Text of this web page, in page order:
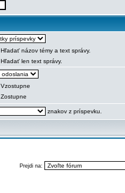
Hľadať názov témy a text správy.
Hľadať len text správy.
Vzostupne
Zostupne
znakov z príspevku.
Prejdi na: